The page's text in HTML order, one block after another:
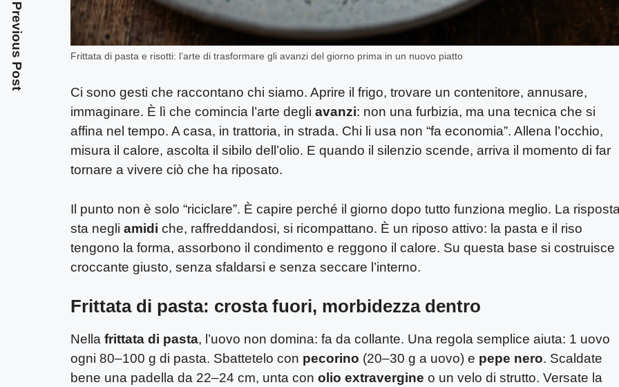
Frittata di pasta e risotti: l’arte di trasformare gli avanzi del giorno prima in un nuovo piatto
Ci sono gesti che raccontano chi siamo. Aprire il frigo, trovare un contenitore, annusare,
immaginare. È lì che comincia l’arte degli avanzi: non una furbizia, ma una tecnica che si
affina nel tempo. A casa, in trattoria, in strada. Chi li usa non “fa economia”. Allena l’occhio,
misura il calore, ascolta il sibilo dell’olio. E quando il silenzio scende, arriva il momento di far
tornare a vivere ciò che ha riposato.
Il punto non è solo “riciclare”. È capire perché il giorno dopo tutto funziona meglio. La
sta negli amidi che, raffreddandosi, si ricompattano. È un riposo attivo: la pasta e il riso
tengono la forma, assorbono il condimento e reggono il calore. Su questa base si costruisce
croccante giusto, senza sfaldarsi e senza seccare l’interno.
Frittata di pasta: crosta fuori, morbidezza dentro
Nella frittata di pasta, l’uovo non domina: fa da collante. Una regola semplice aiuta: 1 uovo
ogni 80–100 g di pasta. Sbattetelo con pecorino (20–30 g a uovo) e pepe nero. Scaldate
bene una padella da 22–24 cm, unta con olio extravergine o un velo di strutto. Versate la
Previous Post